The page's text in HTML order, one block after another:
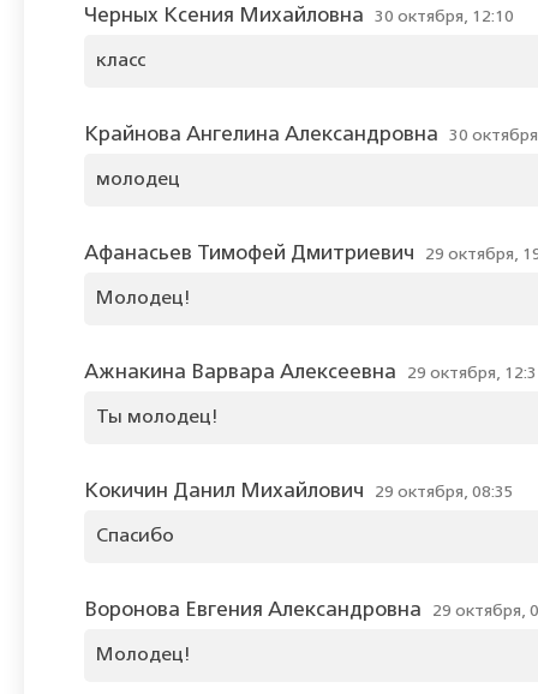
Черных Ксения Михайловна 30 октября, 12:10
класс
Крайнова Ангелина Александровна 30
молодец
Афанасьев Тимофей Дмитриевич 29 октября,
Молодец!
Ажнакина Варвара Алексеевна 29 октября,
Ты молодец!
Кокичин Данил Михайлович 29 октября, 08:35
Спасибо
Воронова Евгения Александровна 29 октября,
Молодец!